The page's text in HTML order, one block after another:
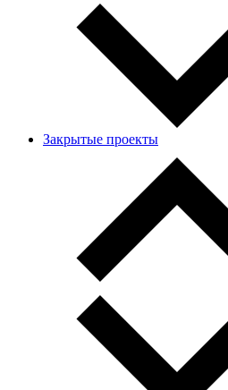
Закрытые проекты